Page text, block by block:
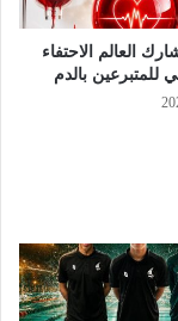
العالم الاحتفاء
للمتبرعين بالدم